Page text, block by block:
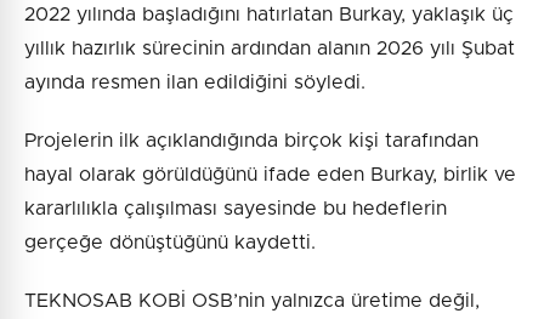
2022 yılında başladığını hatırlatan Burkay, yaklaşık üç
yıllık hazırlık sürecinin ardından alanın 2026 yılı Şubat
ayında resmen ilan edildiğini söyledi.
Projelerin ilk açıklandığında birçok kişi tarafından
hayal olarak görüldüğünü ifade eden Burkay, birlik ve
kararlılıkla çalışılması sayesinde bu hedeflerin
gerçeğe dönüştüğünü kaydetti.
TEKNOSAB KOBİ OSB’nin yalnızca üretime değil,